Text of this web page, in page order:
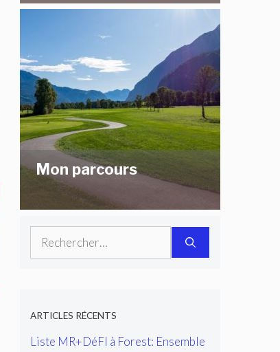
Mon parcours
Rechercher :
ARTICLES RÉCENTS
Liste MR+DéFI à Forest: Ensemble